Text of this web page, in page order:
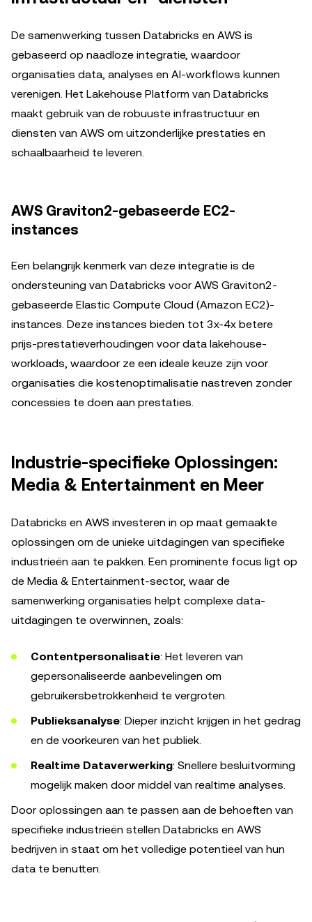
De samenwerking tussen Databricks en AWS is
gebaseerd op naadloze integratie, waardoor
organisaties data, analyses en AI-workflows kunnen
verenigen. Het Lakehouse Platform van Databricks
maakt gebruik van de robuuste infrastructuur en
diensten van AWS om uitzonderlijke prestaties en
schaalbaarheid te leveren.
AWS Graviton2-gebaseerde EC2-
instances
Een belangrijk kenmerk van deze integratie is de
ondersteuning van Databricks voor AWS Graviton2-
gebaseerde Elastic Compute Cloud (Amazon EC2)-
instances. Deze instances bieden tot 3x-4x betere
prijs-prestatieverhoudingen voor data lakehouse-
workloads, waardoor ze een ideale keuze zijn voor
organisaties die kostenoptimalisatie nastreven zonder
concessies te doen aan prestaties.
Industrie-specifieke Oplossingen:
Media & Entertainment en Meer
Databricks en AWS investeren in op maat gemaakte
oplossingen om de unieke uitdagingen van specifieke
industrieën aan te pakken. Een prominente focus ligt op
de Media & Entertainment-sector, waar de
samenwerking organisaties helpt complexe data-
uitdagingen te overwinnen, zoals:
Contentpersonalisatie: Het leveren van
gepersonaliseerde aanbevelingen om
gebruikersbetrokkenheid te vergroten.
Publieksanalyse: Dieper inzicht krijgen in het gedrag
en de voorkeuren van het publiek.
Realtime Dataverwerking: Snellere besluitvorming
mogelijk maken door middel van realtime analyses.
Door oplossingen aan te passen aan de behoeften van
specifieke industrieën stellen Databricks en AWS
bedrijven in staat om het volledige potentieel van hun
data te benutten.